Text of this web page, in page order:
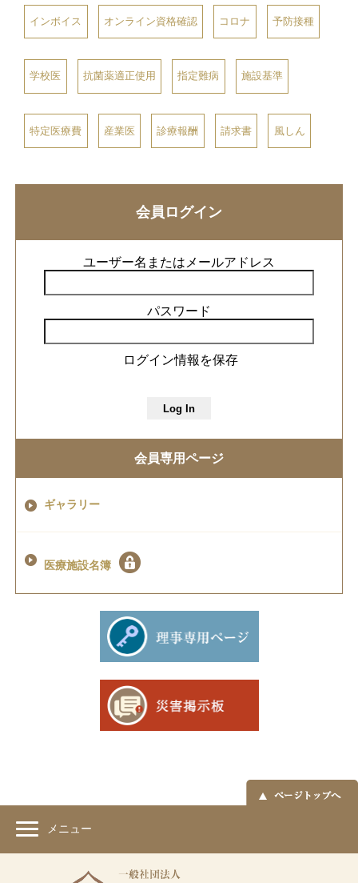
インボイス オンライン資格確認 コロナ 予防接種
学校医 抗菌薬適正使用 指定難病 施設基準
特定医療費 産業医 診療報酬 請求書 風しん
会員ログイン
ユーザー名またはメールアドレス
パスワード
ログイン情報を保存
会員専用ページ
ギャラリー
医療施設名簿
メニュー